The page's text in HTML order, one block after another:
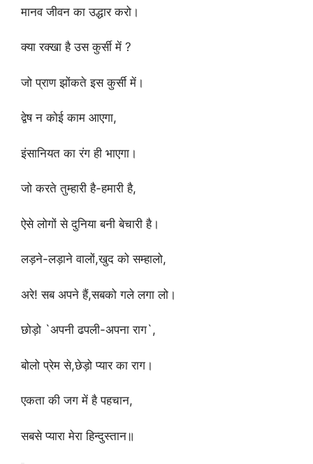
मानव जीवन का उद्धार करो।
क्या रक्खा है उस कुर्सी में ?
जो प्राण झोंकते इस कुर्सी में।
द्वेष न कोई काम आएगा,
इंसानियत का रंग ही भाएगा।
जो करते तुम्हारी है-हमारी है,
ऐसे लोगों से दुनिया बनी बेचारी है।
लड़ने-लड़ाने वालों,खुद को सम्हालो,
अरे! सब अपने हैं,सबको गले लगा लो।
छोड़ो `अपनी ढपली-अपना राग`,
बोलो प्रेम से,छेड़ो प्यार का राग।
एकता की जग में है पहचान,
सबसे प्यारा मेरा हिन्दुस्तान॥